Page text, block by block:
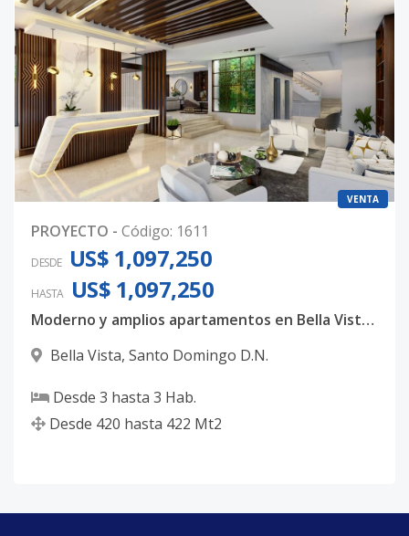
VENTA
PROYECTO - Código: 1611
DESDE US$ 1,097,250
HASTA US$ 1,097,250
Moderno y amplios apartamentos en Bella Vista, con 3 habitaciones, 3.5 baños y 4 parqueos techados
Bella Vista, Santo Domingo D.N.
Desde 3 hasta 3 Hab.
Desde 420 hasta 422 Mt2